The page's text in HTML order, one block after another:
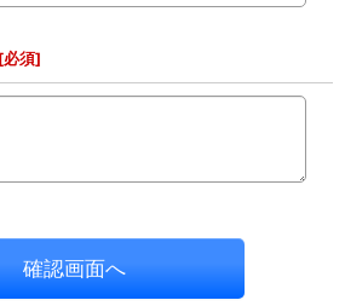
[必須]
確認画面へ